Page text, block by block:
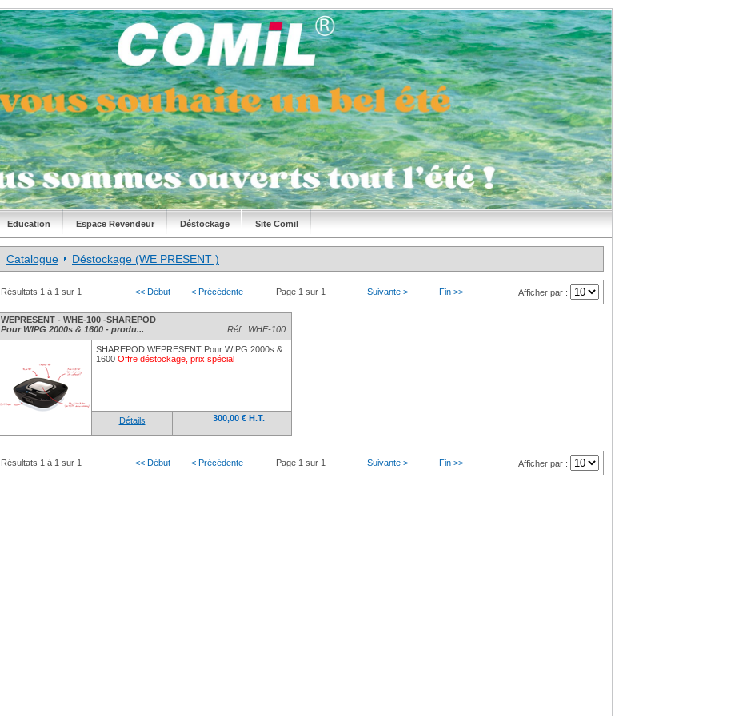
Education Espace Revendeur Déstockage Site Comil
Catalogue Déstockage (WE PRESENT )
Résultats 1 à 1 sur 1 << Début < Précédente Page 1 sur 1 Suivante > Fin >> Afficher par :
WEPRESENT - WHE-100 -SHAREPOD
Pour WIPG 2000s & 1600 - produ...
Réf : WHE-100
SHAREPOD WEPRESENT Pour WIPG 2000s &
1600 Offre déstockage, prix spécial
Détails 300,00 € H.T.
Résultats 1 à 1 sur 1 << Début < Précédente Page 1 sur 1 Suivante > Fin >> Afficher par :